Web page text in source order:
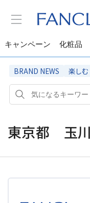
キャンペーン 化粧品
BRAND NEWS 楽し
東京都 玉